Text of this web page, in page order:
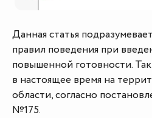
Данная статья
правил поведения при
повышенной готовности.
в настоящее время на
области, согласно
№175.